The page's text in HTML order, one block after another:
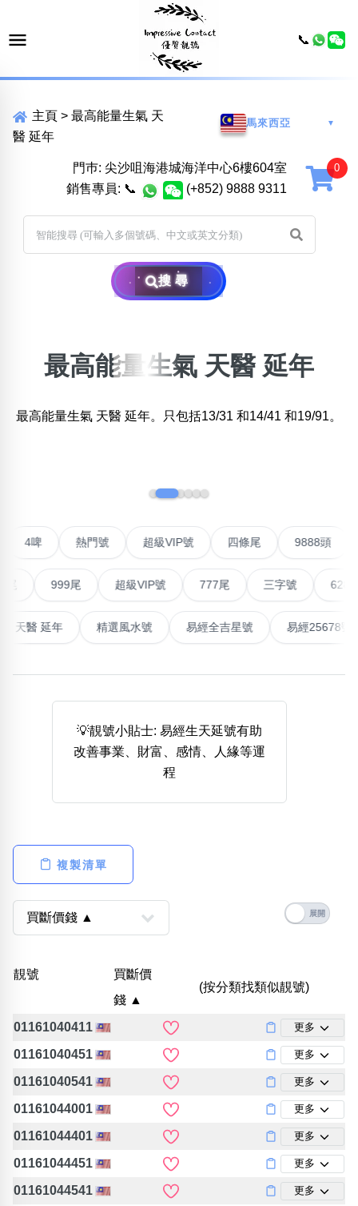
主頁 > 最高能量生氣 天
醫 延年
馬來西亞 ▼
門巿: 尖沙咀海港城海洋中心6樓604室
銷售專員: 📞 (+852) 9888 9311
搜尋
×
位置:
不包含數字
無1無2無3 無5無6無7無8
清除全部分類
777尾
9888頭
全大數字
高級分類
幸運分類
基本分類
包含數字
次數分類
生天延/貴財成
清除全部分類
搜尋
最高能量生氣 天醫 延年
最高能量生氣 天醫 延年。只包括13/31 和14/41 和19/91。
熱門號 超級VIP號 四條尾 9888
超級VIP號 777尾 三字號 6288頭
能量生氣 天醫 延年 精選風水號 易經全吉星號 易經
💡靚號小貼士: 易經生天延號有助
改善事業、財富、感情、人緣等運
程
複製清單
靚號
買斷價
錢 ▲
(按分類找類似靚號)
01161040411 更多
01161040451 更多
01161040541 更多
01161044001 更多
01161044401 更多
01161044451 更多
01161044541 更多
📞